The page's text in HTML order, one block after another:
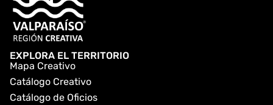
EXPLORA EL TERRITORIO
Mapa Creativo
Catálogo Creativo
Catálogo de Oficios